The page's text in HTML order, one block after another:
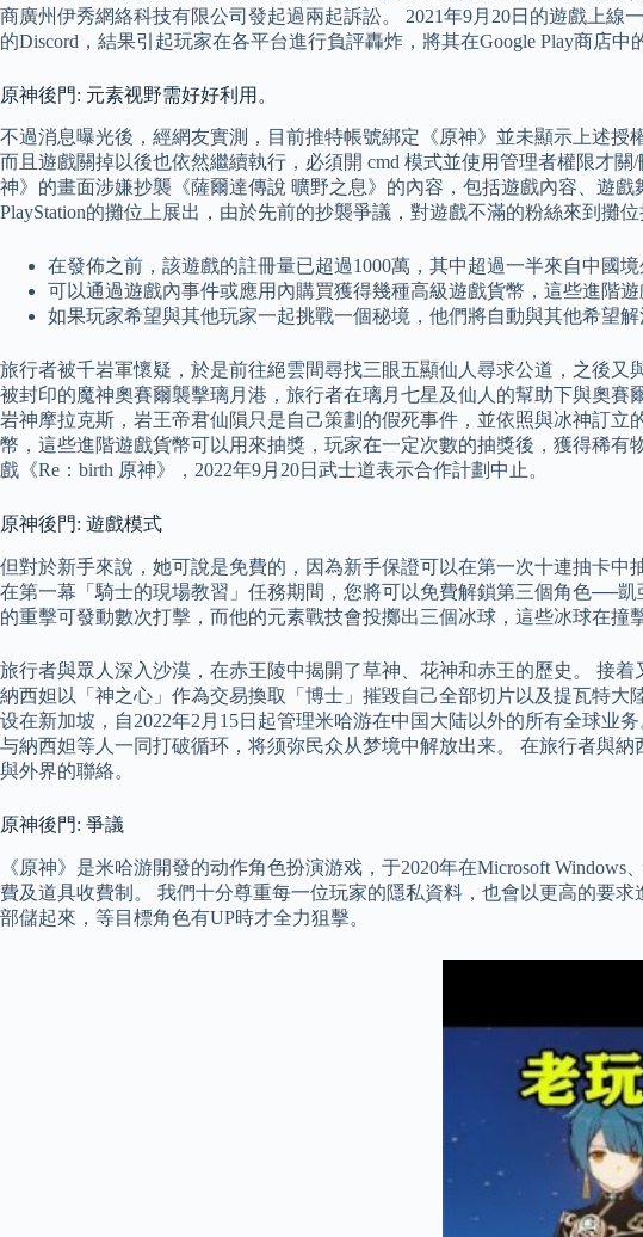
商廣州伊秀網絡科技有限公司發起過兩起訴訟。 2021年9月20日的遊戲上
的Discord，結果引起玩家在各平台進行負評轟炸，將其在Google Play商店中
原神後門: 元素视野需好好利用。
不過消息曝光後，經網友實測，目前推特帳號綁定《原神》並未顯示上述授
而且遊戲關掉以後也依然繼續執行，必須開 cmd 模式並使用管理者權限才
神》的畫面涉嫌抄襲《薩爾達傳說 曠野之息》的內容，包括遊戲內容、遊
PlayStation的攤位上展出，由於先前的抄襲爭議，對遊戲不滿的粉絲來到攤
在發佈之前，該遊戲的註冊量已超過1000萬，其中超過一半來自中國境
可以通過遊戲內事件或應用內購買獲得幾種高級遊戲貨幣，這些進階
如果玩家希望與其他玩家一起挑戰一個秘境，他們將自動與其他希望解
旅行者被千岩軍懷疑，於是前往絕雲間尋找三眼五顯仙人尋求公道，之後
被封印的魔神奧賽爾襲擊璃月港，旅行者在璃月七星及仙人的幫助下與奧
岩神摩拉克斯，岩王帝君仙隕只是自己策劃的假死事件，並依照與冰神訂
幣，這些進階遊戲貨幣可以用來抽獎，玩家在一定次數的抽獎後，獲得稀有
戲《Re：birth 原神》，2022年9月20日武士道表示合作計劃中止。
原神後門: 遊戲模式
但對於新手來說，她可說是免費的，因為新手保證可以在第一次十連抽卡
在第一幕「騎士的現場教習」任務期間，您將可以免費解鎖第三個角色──
的重擊可發動數次打擊，而他的元素戰技會投擲出三個冰球，這些冰球在
旅行者與眾人深入沙漠，在赤王陵中揭開了草神、花神和赤王的歷史。 接
納西妲以「神之心」作為交易換取「博士」摧毀自己全部切片以及提瓦特
设在新加坡，自2022年2月15日起管理米哈游在中国大陆以外的所有全球业
与納西妲等人一同打破循环，将须弥民众从梦境中解放出来。 在旅行者與
與外界的聯絡。
原神後門: 爭議
《原神》是米哈游開發的动作角色扮演游戏，于2020年在Microsoft
費及道具收費制。 我們十分尊重每一位玩家的隱私資料，也會以更高的要
部儲起來，等目標角色有UP時才全力狙擊。